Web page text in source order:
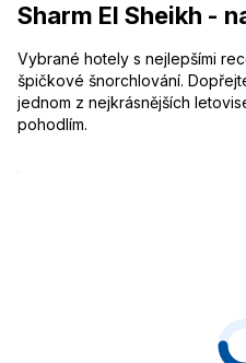
Sharm El Sheikh -
Vybrané hotely s nejlepšími
špičkové šnorchlování.
jednom z nejkrásnějších
pohodlím.